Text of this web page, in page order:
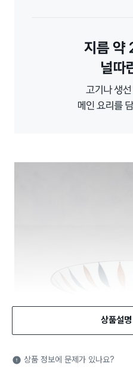
식품용 기구: 식품위생
는 식품첨가물에 사용할
상품설명
상품 정보에 문제가 있나요?